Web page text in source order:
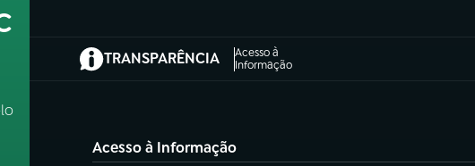
TRANSPARÊNCIA
Acesso à
Informação
(abre em nova aba)
Acesso à Informação